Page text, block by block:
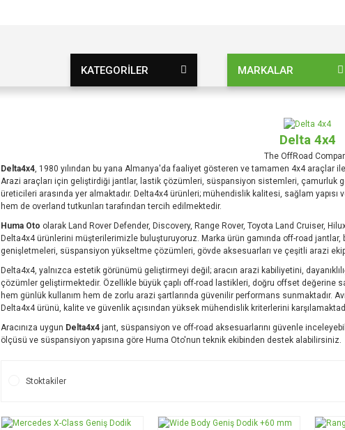
KATEGORİLER MARKALAR
Delta 4x4
The OffRoad
Delta4x4, 1980 yılından bu yana Almanya'da faaliyet gösteren ve tamamen 4x4 araçlar
Arazi araçları için geliştirdiği jantlar, lastik çözümleri, süspansiyon sistemleri, çamurluk
üreticileri arasında yer almaktadır. Delta4x4 ürünleri; mühendislik kalitesi, sağlam yapısı
hem de overland tutkunları tarafından tercih edilmektedir.
Huma Oto olarak Land Rover Defender, Discovery, Range Rover, Toyota Land Cruiser,
Delta4x4 ürünlerini müşterilerimizle buluşturuyoruz. Marka ürün gamında off-road
genişletmeleri, süspansiyon yükseltme çözümleri, gövde aksesuarları ve çeşitli arazi
Delta4x4, yalnızca estetik görünümü geliştirmeyi değil; aracın arazi kabiliyetini,
çözümler geliştirmektedir. Özellikle büyük çaplı off-road lastikleri, doğru offset
hem günlük kullanım hem de zorlu arazi şartlarında güvenilir performans sunmaktadır.
Delta4x4 ürünü, kalite ve güvenlik açısından yüksek mühendislik kriterlerini
Aracınıza uygun Delta4x4jant, süspansiyon ve off-road aksesuarlarını güvenle
ölçüsü ve süspansiyon yapısına göre Huma Oto'nun teknik ekibinden destek alabilirsiniz.
Stoktakiler